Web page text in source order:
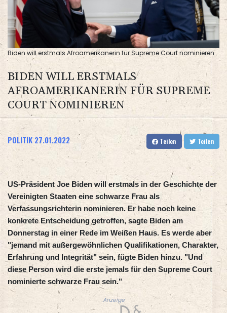
Biden will erstmals Afroamerikanerin für Supreme Court nominieren
BIDEN WILL ERSTMALS
AFROAMERIKANERIN FÜR SUPREME
COURT NOMINIEREN
POLITIK 27.01.2022 Teilen Teilen
US-Präsident Joe Biden will erstmals in der Geschichte der
Vereinigten Staaten eine schwarze Frau als
Verfassungsrichterin nominieren. Er habe noch keine
konkrete Entscheidung getroffen, sagte Biden am
Donnerstag in einer Rede im Weißen Haus. Es werde aber
"jemand mit außergewöhnlichen Qualifikationen, Charakter,
Erfahrung und Integrität" sein, fügte Biden hinzu. "Und
diese Person wird die erste jemals für den Supreme Court
nominierte schwarze Frau sein."
Anzeige